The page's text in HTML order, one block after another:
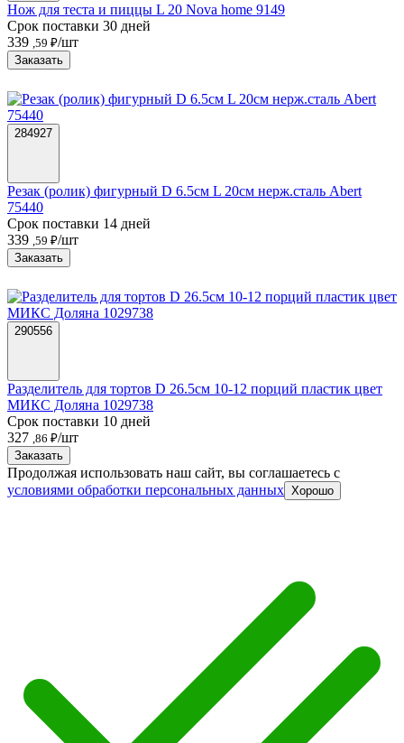
Нож для теста и пиццы L 20 Nova home 9149
Срок поставки 30 дней
339 ,59 ₽/шт
Заказать
284927
Резак (ролик) фигурный D 6.5см L 20см нерж.сталь Abert
75440
Срок поставки 14 дней
339 ,59 ₽/шт
Заказать
290556
Разделитель для тортов D 26.5см 10-12 порций пластик цвет
МИКС Доляна 1029738
Срок поставки 10 дней
327 ,86 ₽/шт
Заказать
Продолжая использовать наш сайт, вы соглашаетесь c
условиями обработки персональных данных Хорошо